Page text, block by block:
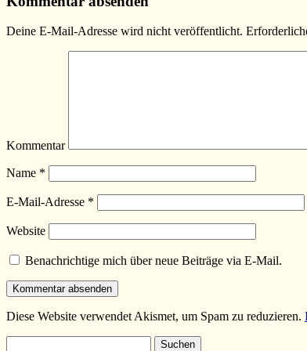
Deine E-Mail-Adresse wird nicht veröffentlicht.
Kommentar
Name *
E-Mail-Adresse *
Website
Benachrichtige mich über neue Beiträge via E-Mail.
Diese Website verwendet Akismet, um Spam zu reduzieren.